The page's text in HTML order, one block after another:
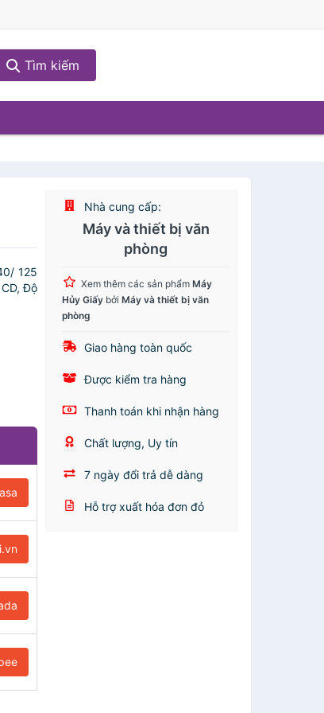
Tìm kiếm
125
Độ
Nhà cung cấp:
Máy và thiết bị văn
phòng
Xem thêm các sản phẩmMáy
Hủy Giấy bởiMáy và thiết bị văn
phòng
Giao hàng toàn quốc
Được kiểm tra hàng
Thanh toán khi nhận hàng
Chất lượng, Uy tín
7 ngày đổi trả dễ dàng
Hỗ trợ xuất hóa đơn đỏ